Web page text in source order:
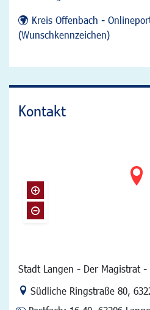
Kreis Offenbach -
(Wunschkennzeichen)
Kontakt
Stadt Langen - Der Magistrat -
Link zur Google-Maps
Südliche Ringstraße 80,